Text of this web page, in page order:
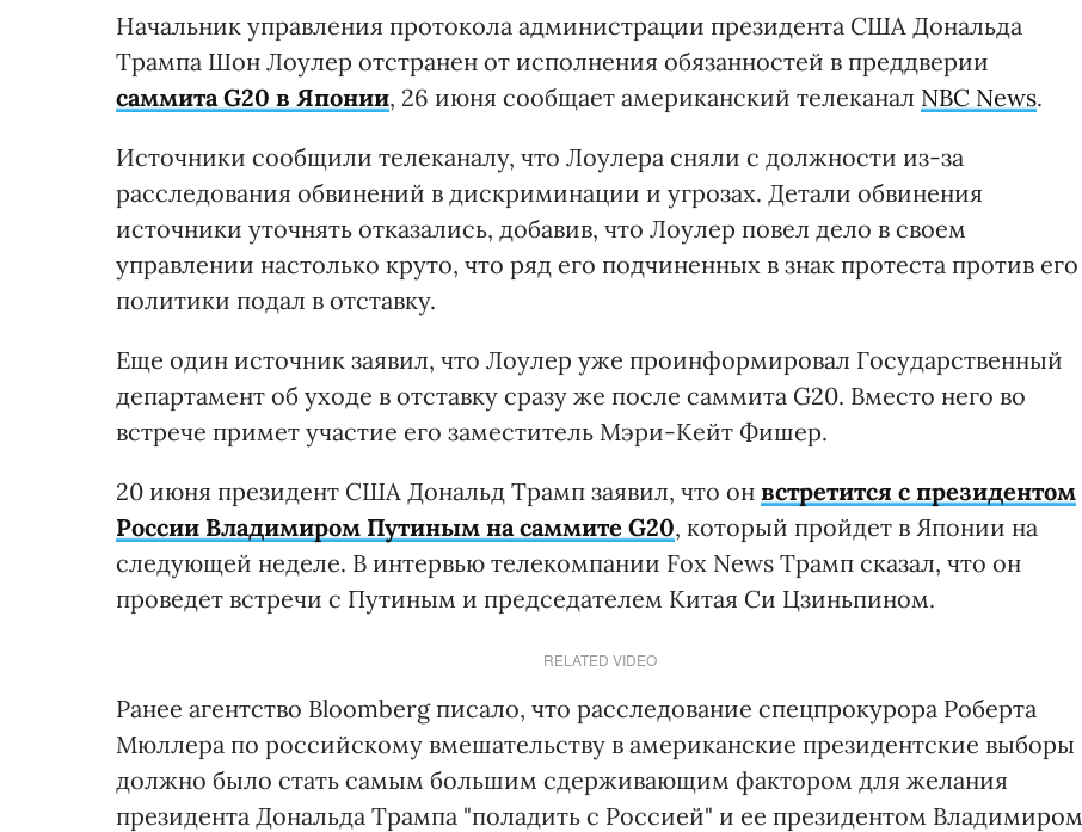
Начальник управления протокола администрации президента США Дональда
Трампа Шон Лоулер отстранен от исполнения обязанностей в преддверии
саммита G20 в Японии, 26 июня сообщает американский телеканал NBC News.
Источники сообщили телеканалу, что Лоулера сняли с должности из-за
расследования обвинений в дискриминации и угрозах. Детали обвинения
источники уточнять отказались, добавив, что Лоулер повел дело в своем
управлении настолько круто, что ряд его подчиненных в знак протеста против его
политики подал в отставку.
Еще один источник заявил, что Лоулер уже проинформировал Государственный
департамент об уходе в отставку сразу же после саммита G20. Вместо него во
встрече примет участие его заместитель Мэри-Кейт Фишер.
20 июня президент США Дональд Трамп заявил, что он встретится с президентом
России Владимиром Путиным на саммите G20, который пройдет в Японии на
следующей неделе. В интервью телекомпании Fox News Трамп сказал, что он
проведет встречи с Путиным и председателем Китая Си Цзиньпином.
RELATED VIDEO
Ранее агентство Bloomberg писало, что расследование спецпрокурора Роберта
Мюллера по российскому вмешательству в американские президентские выборы
должно было стать самым большим сдерживающим фактором для желания
президента Дональда Трампа "поладить с Россией" и ее президентом Владимиром